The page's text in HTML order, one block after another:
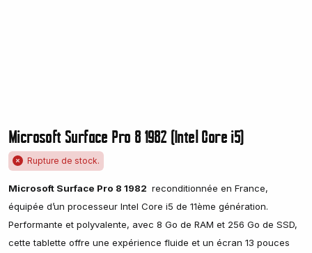
Microsoft Surface Pro 8 1982 (Intel Core i5)
Rupture de stock.
Microsoft Surface Pro 8 1982 reconditionnée en France,
équipée d’un processeur Intel Core i5 de 11ème génération.
Performante et polyvalente, avec 8 Go de RAM et 256 Go de SSD,
cette tablette offre une expérience fluide et un écran 13 pouces